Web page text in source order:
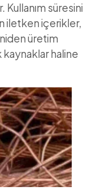
süresini
iletken içerikler,
üretim
haline